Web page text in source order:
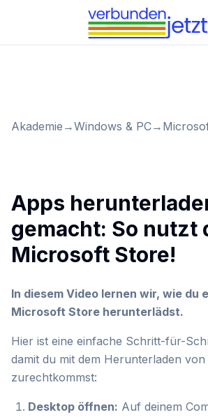
Akademie →Windows & PC→
Apps
gemacht: So nutzt
Microsoft Store!
In diesem Video lernen wir, wie du
Microsoft Store herunterlädst.
Hier ist eine einfache Schritt-für-
damit du mit dem Herunterladen
zurechtkommst:
Desktop öffnen: Auf deinem